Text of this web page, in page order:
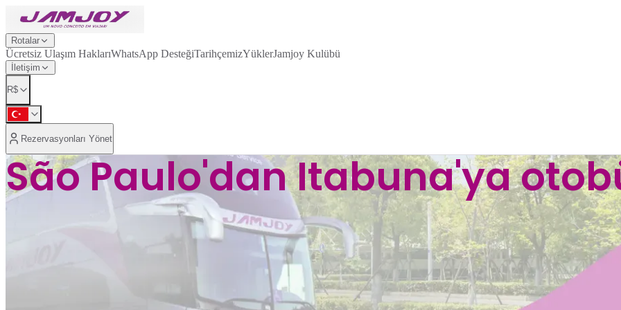
Rotalar
Ücretsiz Ulaşım HaklarıWhatsApp DesteğiTarihçemizYüklerJamjoy Kulübü
İletişim
R$
Rezervasyonları Yönet
São Paulo'dan Itabuna'ya